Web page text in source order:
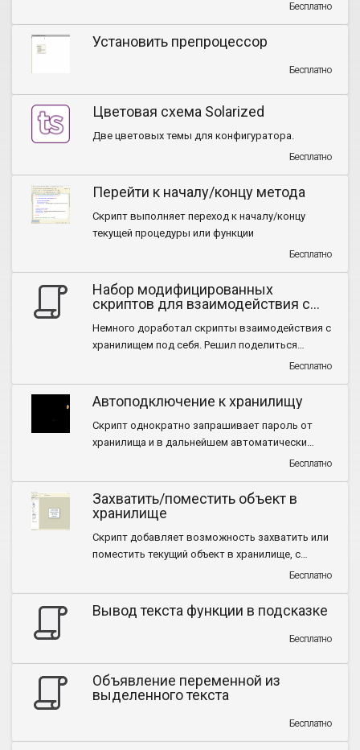
Бесплатно
Установить препроцессор
Бесплатно
Цветовая схема Solarized
Две цветовых темы для конфигуратора.
Бесплатно
Перейти к началу/концу метода
Скрипт выполняет переход к началу/концу
текущей процедуры или функции
Бесплатно
Набор модифицированных
скриптов для взаимодействия с
Немного доработал скрипты взаимодействия с
хранилищем под себя. Решил поделиться
результатом. Авось кому-то пригодится.Бесплатно
Автоподключение к хранилищу
Скрипт однократно запрашивает пароль от
хранилища и в дальнейшем автоматически
подставляет его в окно подключения кБесплатно
Захватить/поместить объект в
хранилище
Скрипт добавляет возможность захватить или
поместить текущий объект в хранилище, с
Бесплатно
Вывод текста функции в подсказке
Бесплатно
Объявление переменной из
выделенного текста
Бесплатно